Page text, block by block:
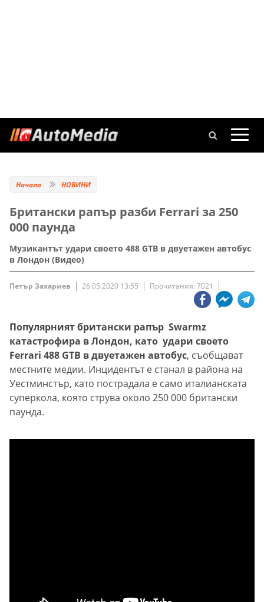
Начало НОВИНИ
Британски рапър разби Ferrari за 250
000 паунда
Музикантът удари своето 488 GTB в двуетажен автобус
в Лондон (Видео)
Петър Захариев 26.05.2020 13:55 Прочитания: 7021
Популярният британски рапър Swarmz
катастрофира в Лондон, като удари своето
Ferrari 488 GTB в двуетажен автобус, съобщават
местните медии. Инцидентът е станал в района на
Уестминстър, като пострадала е само италианската
суперкола, която струва около 250 000 британски
паунда.